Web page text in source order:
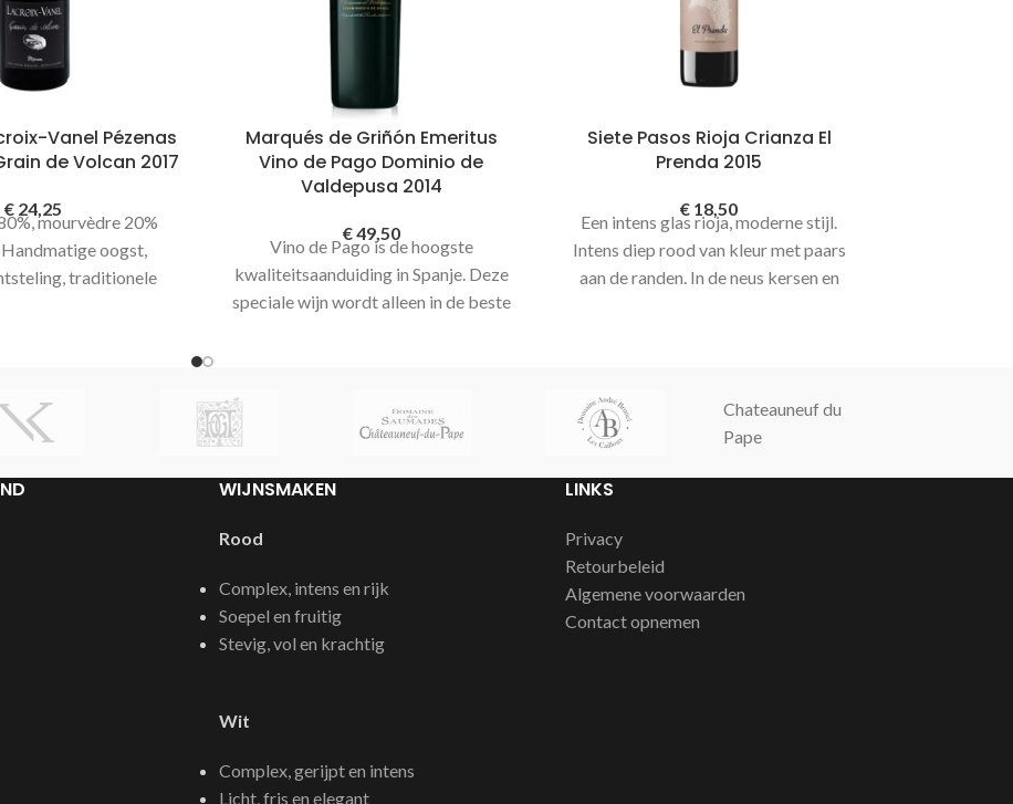
Vanel Pézenas
de Volcan 2017
€ 24,25
mourvèdre 20%
oogst,
traditionele
Marqués de Griñón Emeritus
Vino de Pago Dominio de
Valdepusa 2014
€49,50
Vino de Pago is de hoogste
kwaliteitsaanduiding in Spanje. Deze
speciale wijn wordt alleen in de beste
Siete Pasos Rioja Crianza El
Prenda 2015
€ 18,50
Een intens glas rioja, moderne stijl.
Intens diep rood van kleur met paars
aan de randen. In de neus kersen en
Chateauneuf du
Pape
WIJNSMAKEN
Rood
Complex, intens en rijk
Soepel en fruitig
Stevig, vol en krachtig
Wit
Complex, gerijpt en intens
Licht, fris en elegant
LINKS
Privacy
Retourbeleid
Algemene voorwaarden
Contact opnemen